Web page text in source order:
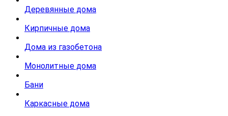
Деревянные дома
Кирпичные дома
Дома из газобетона
Монолитные дома
Бани
Каркасные дома